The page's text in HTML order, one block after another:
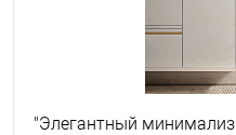
"Элегантный